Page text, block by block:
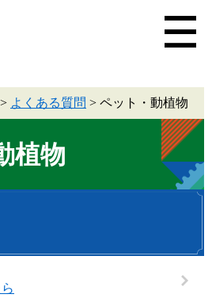
> よくある質問 > ペット・動植物
植物